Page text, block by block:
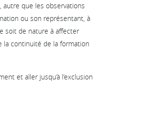
autre que les observations
ou son représentant, à
soit de nature à affecter
la continuité de la formation
et aller jusqu’à l’exclusion